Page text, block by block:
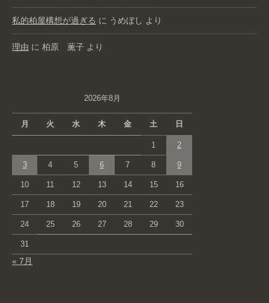
私的柏屋構想が過ぎる に うめぼし より
理由 に 柏原 薫子 より
2026年8月
月 火 水 木 金 土 日
1 2
3 4 5 6 7 8 9
10 11 12 13 14 15 16
17 18 19 20 21 22 23
24 25 26 27 28 29 30
31
« 7月